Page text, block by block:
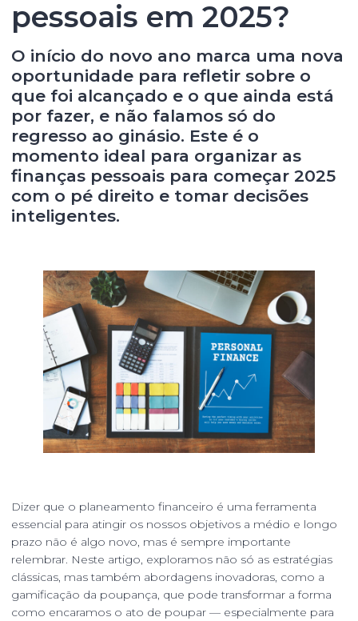
pessoais em 2025?
O início do novo ano marca uma nova
oportunidade para refletir sobre o
que foi alcançado e o que ainda está
por fazer, e não falamos só do
regresso ao ginásio. Este é o
momento ideal para organizar as
finanças pessoais para começar 2025
com o pé direito e tomar decisões
inteligentes.
Dizer que o planeamento financeiro é uma ferramenta
essencial para atingir os nossos objetivos a médio e longo
prazo não é algo novo, mas é sempre importante
relembrar. Neste artigo, exploramos não só as estratégias
clássicas, mas também abordagens inovadoras, como a
gamificação da poupança, que pode transformar a forma
como encaramos o ato de poupar — especialmente para